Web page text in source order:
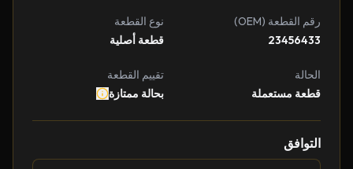
رقم القطعة (OEM)
23456433
نوع القطعة
قطعة أصلية
الحالة
قطعة مستعملة
تقييم القطعة
بحالة ممتازة
التوافق